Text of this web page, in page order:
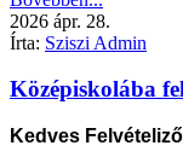
2026 ápr. 28.
Írta: Sziszi Admin
Középiskolába
Kedves